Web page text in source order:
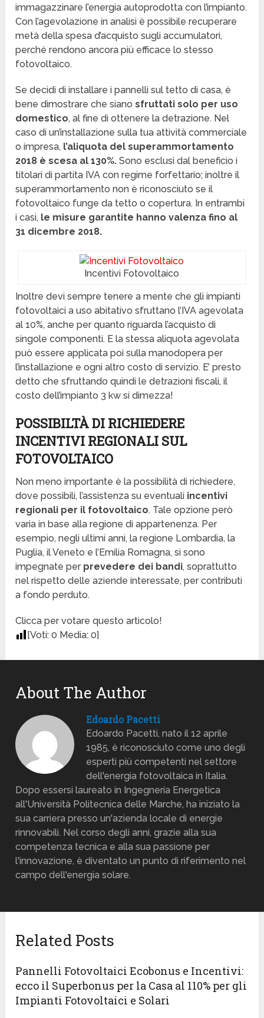
immagazzinare l’energia autoprodotta con l’impianto.
Con l’agevolazione in analisi è possibile recuperare
metà della spesa d’acquisto sugli accumulatori,
perché rendono ancora più efficace lo stesso
fotovoltaico.
Se decidi di installare i pannelli sul tetto di casa, è
bene dimostrare che sianosfruttati solo per uso
domestico, al fine di ottenere la detrazione. Nel
caso di un’installazione sulla tua attività commerciale
o impresa, l’aliquota del superammortamento
2018 è scesa al 130%. Sono esclusi dal beneficio i
titolari di partita IVA con regime forfettario; inoltre il
superammortamento non è riconosciuto se il
fotovoltaico funge da tetto o copertura. In entrambi
i casi, le misure garantite hanno valenza fino al
31 dicembre 2018.
Incentivi Fotovoltaico
Inoltre devi sempre tenere a mente che gli impianti
fotovoltaici a uso abitativo sfruttano l’IVA agevolata
al 10%, anche per quanto riguarda l’acquisto di
singole componenti. E la stessa aliquota agevolata
può essere applicata poi sulla manodopera per
l’installazione e ogni altro costo di servizio. E’ presto
detto che sfruttando quindi le detrazioni fiscali, il
costo dell’impianto 3 kw si dimezza!
POSSIBILTÀ DI RICHIEDERE
INCENTIVI REGIONALI SUL
FOTOVOLTAICO
Non meno importante è la possibilità di richiedere,
dove possibili, l’assistenza su eventuali incentivi
regionali per il fotovoltaico. Tale opzione però
varia in base alla regione di appartenenza. Per
esempio, negli ultimi anni, la regione Lombardia, la
Puglia, il Veneto e l’Emilia Romagna, si sono
impegnate per prevedere dei bandi, soprattutto
nel rispetto delle aziende interessate, per contributi
a fondo perduto.
Clicca per votare questo articolo!
[Voti:0 Media:0]
About The Author
Edoardo Pacetti
Edoardo Pacetti, nato il 12 aprile
1985, è riconosciuto come uno degli
esperti più competenti nel settore
dell'energia fotovoltaica in Italia.
Dopo essersi laureato in Ingegneria Energetica
all'Università Politecnica delle Marche, ha iniziato la
sua carriera presso un'azienda locale di energie
rinnovabili. Nel corso degli anni, grazie alla sua
competenza tecnica e alla sua passione per
l'innovazione, è diventato un punto di riferimento nel
campo dell'energia solare.
Related Posts
Pannelli Fotovoltaici Ecobonus e Incentivi:
ecco il Superbonus per la Casa al 110% per gli
Impianti Fotovoltaici e Solari